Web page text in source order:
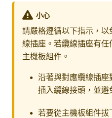
小心
請嚴格遵循以下指示，
線插座。若纜線插座有
主機板組件。
沿著與對應纜線插座
插入纜線接頭，並避
若要從主機板組件拔